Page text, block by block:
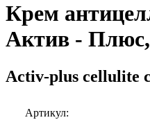
Крем
Актив -
Activ-plus cellulite
Артикул: